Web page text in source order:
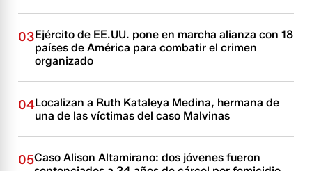
03Ejército de EE.UU. pone en marcha alianza con 18
países de América para combatir el crimen
organizado
04Localizan a Ruth Kataleya Medina, hermana de
una de las víctimas del caso Malvinas
05Caso Alison Altamirano: dos jóvenes fueron